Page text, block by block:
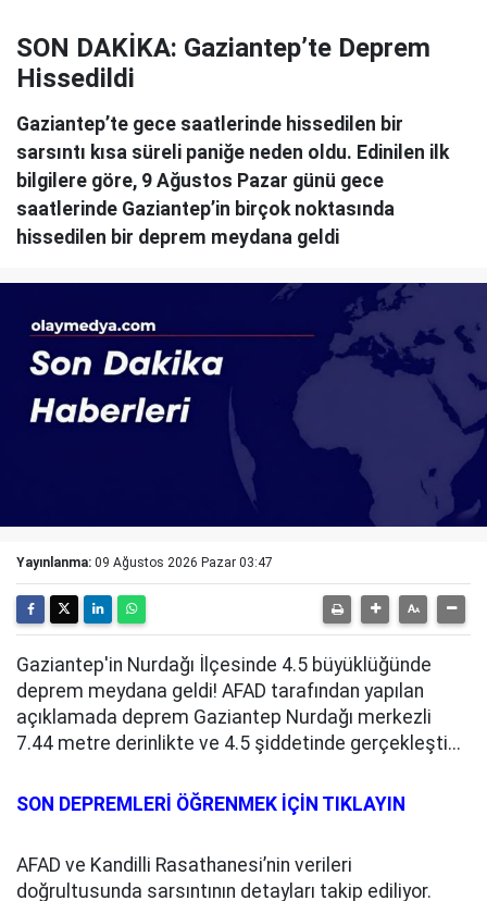
SON DAKİKA: Gaziantep’te Deprem
Hissedildi
Gaziantep’te gece saatlerinde hissedilen bir
sarsıntı kısa süreli paniğe neden oldu. Edinilen ilk
bilgilere göre, 9 Ağustos Pazar günü gece
saatlerinde Gaziantep’in birçok noktasında
hissedilen bir deprem meydana geldi
Yayınlanma: 09 Ağustos 2026 Pazar 03:47
Gaziantep'in Nurdağı İlçesinde 4.5 büyüklüğünde
deprem meydana geldi! AFAD tarafından yapılan
açıklamada deprem Gaziantep Nurdağı merkezli
7.44 metre derinlikte ve 4.5 şiddetinde gerçekleşti...
SON DEPREMLERİ ÖĞRENMEK İÇİN TIKLAYIN
AFAD ve Kandilli Rasathanesi’nin verileri
doğrultusunda sarsıntının detayları takip ediliyor.